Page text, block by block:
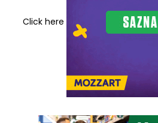
Click here